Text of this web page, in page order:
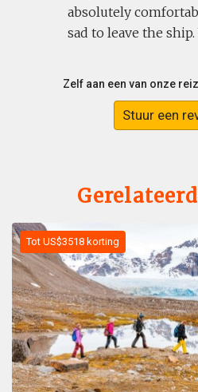
absolutely
sad to leave the
Zelf aan een van onze
Stuur een
Tot US$3518 korting